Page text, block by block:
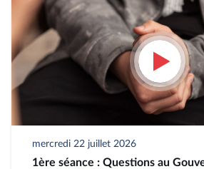
mercredi 22 juillet 2026
1ère séance : Questions au